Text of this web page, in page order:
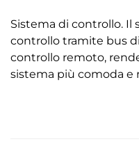
Sistema di controllo. Il
controllo tramite bus
controllo remoto,
sistema più comoda e